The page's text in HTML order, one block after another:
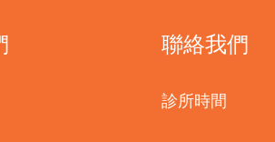
聯絡我們
診所時間